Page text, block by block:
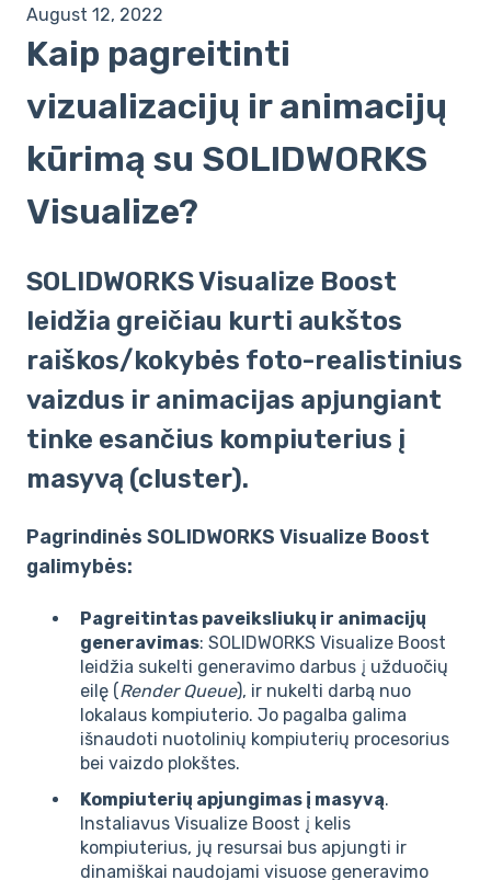
August 12, 2022
Kaip pagreitinti
vizualizacijų ir animacijų
kūrimą su SOLIDWORKS
Visualize?
SOLIDWORKS Visualize Boost
leidžia greičiau kurti aukštos
raiškos/kokybės foto-realistinius
vaizdus ir animacijas apjungiant
tinke esančius kompiuterius į
masyvą (cluster).
Pagrindinės SOLIDWORKS Visualize Boost
galimybės:
Pagreitintas paveiksliukų ir animacijų
generavimas: SOLIDWORKS Visualize Boost
leidžia sukelti generavimo darbus į užduočių
eilę (Render Queue), ir nukelti darbą nuo
lokalaus kompiuterio. Jo pagalba galima
išnaudoti nuotolinių kompiuterių procesorius
bei vaizdo plokštes.
Kompiuterių apjungimas į masyvą.
Instaliavus Visualize Boost į kelis
kompiuterius, jų resursai bus apjungti ir
dinamiškai naudojami visuose generavimo